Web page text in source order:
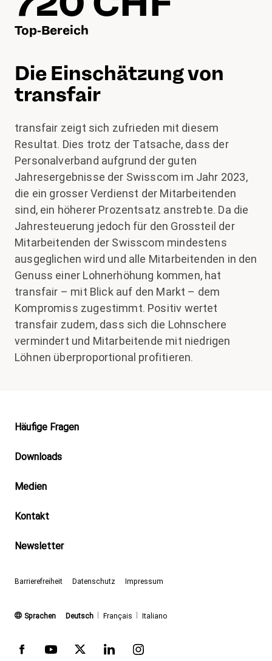
Top-Bereich
Die Einschätzung von
transfair
transfair zeigt sich zufrieden mit diesem
Resultat. Dies trotz der Tatsache, dass der
Personalverband aufgrund der guten
Jahresergebnisse der Swisscom im Jahr 2023,
die ein grosser Verdienst der Mitarbeitenden
sind, ein höherer Prozentsatz anstrebte. Da die
Jahresteuerung jedoch für den Grossteil der
Mitarbeitenden der Swisscom mindestens
ausgeglichen wird und alle Mitarbeitenden in den
Genuss einer Lohnerhöhung kommen, hat
transfair – mit Blick auf den Markt – dem
Kompromiss zugestimmt. Positiv wertet
transfair zudem, dass sich die Lohnschere
vermindert und Mitarbeitende mit niedrigen
Löhnen überproportional profitieren.
Footer
Häufige Fragen
Downloads
Medien
Kontakt
Newsletter
Barrierefreiheit Datenschutz Impressum
Sprachen Deutsch
(aktiv)
Français Italiano